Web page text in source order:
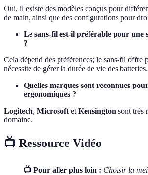
Oui, il existe des modèles conçus pour
de main, ainsi que des configurations pour
Le sans-fil est-il préférable pour une
?
Cela dépend des préférences; le sans-fil offre
nécessite de gérer la durée de vie des batteries.
Quelles marques sont reconnues
ergonomiques ?
Logitech, Microsoft et Kensington sont très
domaine.
📺 Ressource Vidéo
📺 Pour aller plus loin : Choisir la